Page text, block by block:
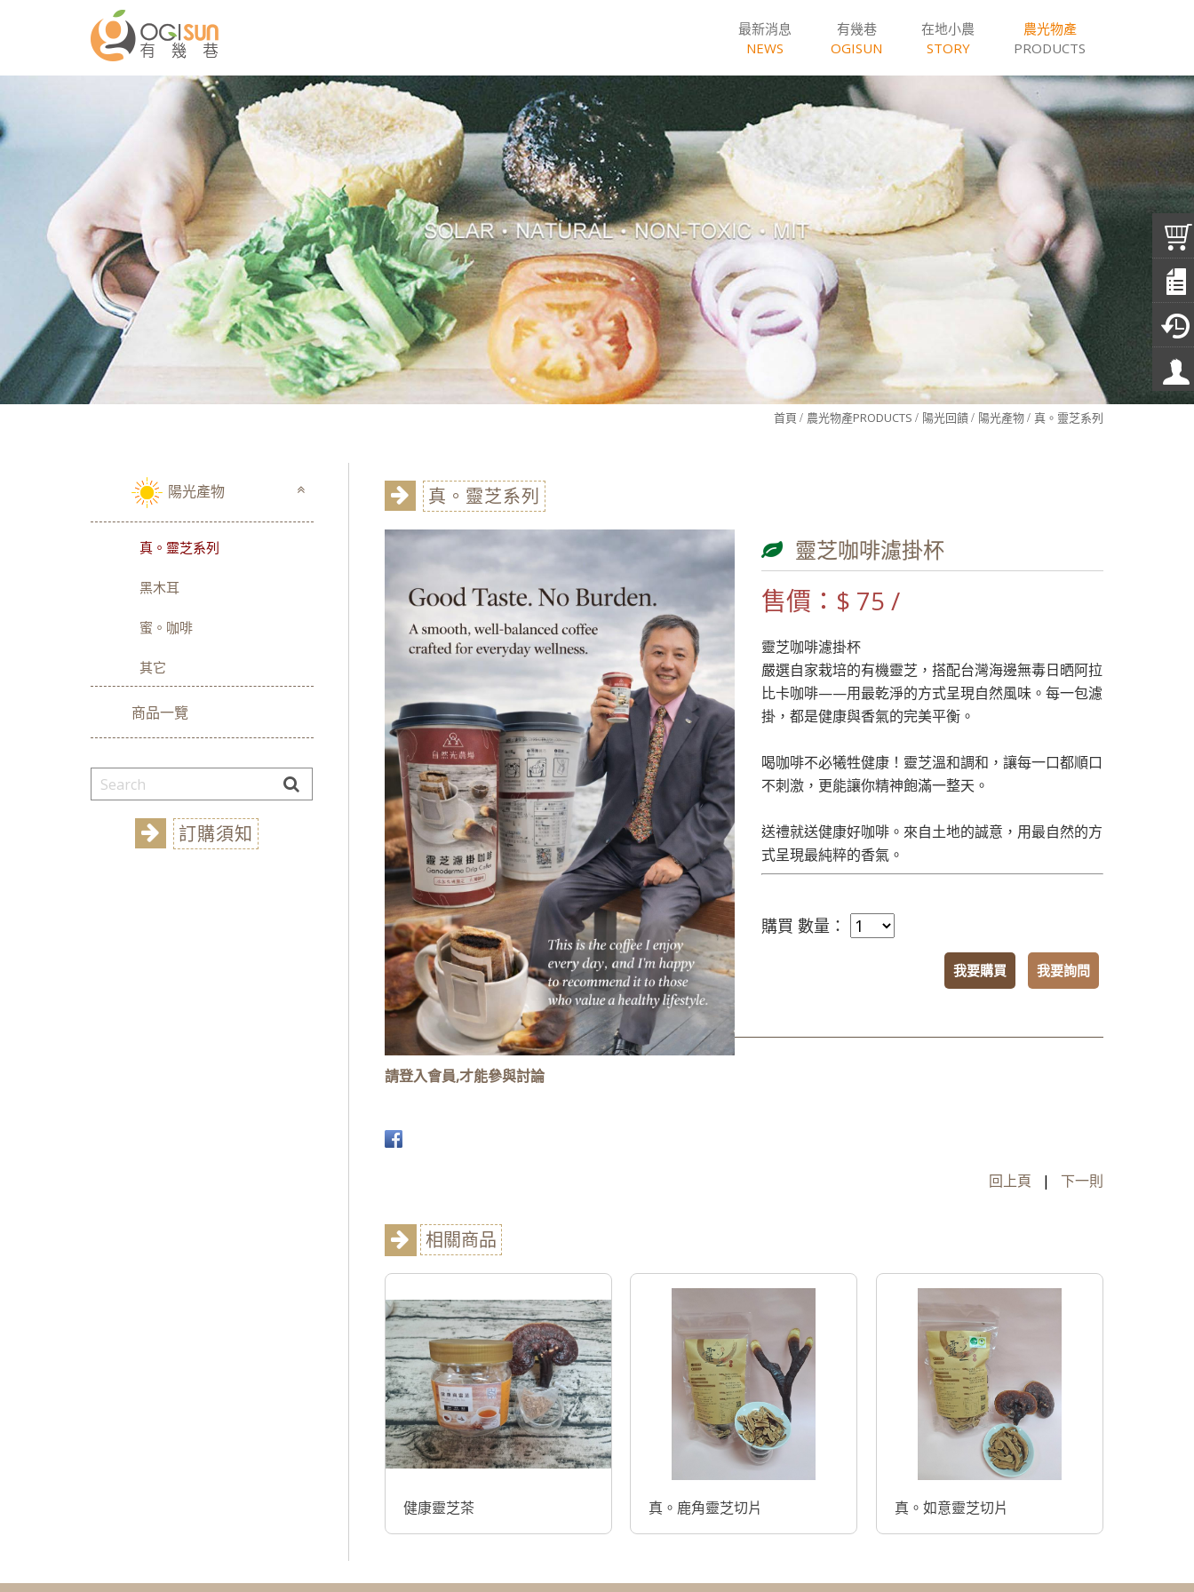
最新消息
NEWS
有幾巷
OGISUN
在地小農
STORY
農光物產
PRODUCTS
首頁 農光物產PRODUCTS 陽光回饋 陽光產物 真。靈芝系列
陽光產物
真。靈芝系列
黑木耳
蜜。咖啡
其它
商品一覽
訂購須知
真。靈芝系列
靈芝咖啡濾掛杯
售價：$ 75 /
靈芝咖啡濾掛杯
嚴選自家栽培的有機靈芝，搭配台灣海邊無毒日晒阿拉
比卡咖啡——用最乾淨的方式呈現自然風味。每一包濾
掛，都是健康與香氣的完美平衡。
喝咖啡不必犧牲健康！靈芝溫和調和，讓每一口都順口
不刺激，更能讓你精神飽滿一整天。
送禮就送健康好咖啡。來自土地的誠意，用最自然的方
式呈現最純粹的香氣。
購買 數量：
我要購買 我要詢問
商品討論
請登入會員,才能參與討論
回上頁 | 下一則
相關商品
健康靈芝茶 真。鹿角靈芝切片 真。如意靈芝切片